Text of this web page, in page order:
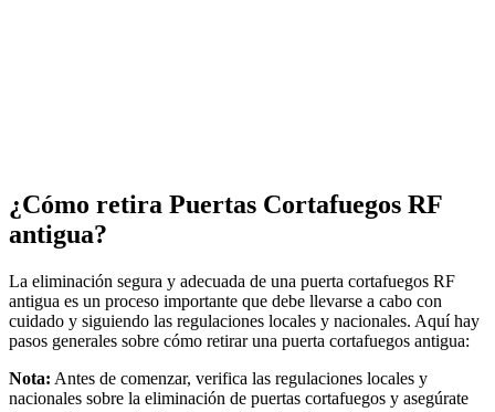
¿Cómo retira Puertas Cortafuegos RF
antigua?
La eliminación segura y adecuada de una puerta cortafuegos RF
antigua es un proceso importante que debe llevarse a cabo con
cuidado y siguiendo las regulaciones locales y nacionales. Aquí hay
pasos generales sobre cómo retirar una puerta cortafuegos antigua:
Nota: Antes de comenzar, verifica las regulaciones locales y
nacionales sobre la eliminación de puertas cortafuegos y asegúrate